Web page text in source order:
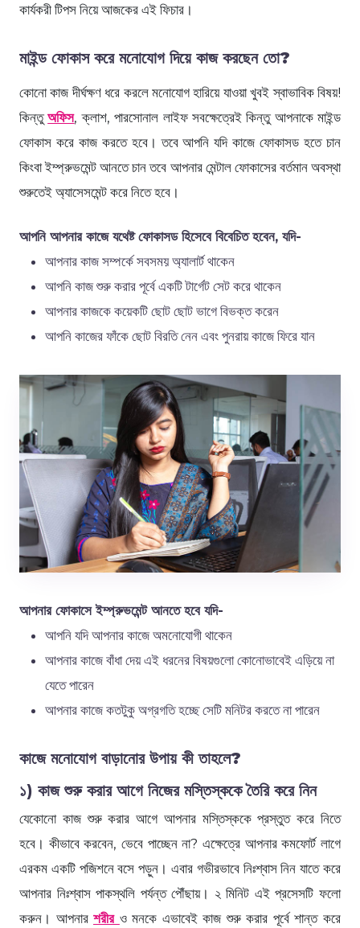
কার্যকরী টিপস নিয়ে আজকের এই ফিচার।
মাইন্ড ফোকাস করে মনোযোগ দিয়ে কাজ করছেন তো?
কোনো কাজ দীর্ঘক্ষণ ধরে করলে মনোযোগ হারিয়ে যাওয়া খুবই স্বাভাবিক বিষয়!
কিন্তুঅফিস, ক্লাশ, পারসোনাল লাইফ সবক্ষেত্রেই কিন্তু আপনাকে মাইন্ড
ফোকাস করে কাজ করতে হবে। তবে আপনি যদি কাজে ফোকাসড হতে চান
কিংবা ইম্প্রুভমেন্ট আনতে চান তবে আপনার মেন্টাল ফোকাসের বর্তমান অবস্থা
শুরুতেই অ্যাসেসমেন্ট করে নিতে হবে।
আপনি আপনার কাজে যথেষ্ট ফোকাসড হিসেবে বিবেচিত হবেন, যদি-
আপনার কাজ সম্পর্কে সবসময় অ্যালার্ট থাকেন
আপনি কাজ শুরু করার পূর্বে একটি টার্গেট সেট করে থাকেন
আপনার কাজকে কয়েকটি ছোট ছোট ভাগে বিভক্ত করেন
আপনি কাজের ফাঁকে ছোট বিরতি নেন এবং পুনরায় কাজে ফিরে যান
আপনার ফোকাসে ইম্প্রুভমেন্ট আনতে হবে যদি-
আপনি যদি আপনার কাজে অমনোযোগী থাকেন
আপনার কাজে বাঁধা দেয় এই ধরনের বিষয়গুলো কোনোভাবেই এড়িয়ে না
যেতে পারেন
আপনার কাজে কতটুকু অগ্রগতি হচ্ছে সেটি মনিটর করতে না পারেন
কাজে মনোযোগ বাড়ানোর উপায় কী তাহলে?
১) কাজ শুরু করার আগে নিজের মস্তিস্ককে তৈরি করে নিন
যেকোনো কাজ শুরু করার আগে আপনার মস্তিস্ককে প্রস্তুত করে নিতে
হবে। কীভাবে করবেন, ভেবে পাচ্ছেন না? এক্ষেত্রে আপনার কমফোর্ট লাগে
এরকম একটি পজিশনে বসে পড়ুন। এবার গভীরভাবে নিঃশ্বাস নিন যাতে করে
আপনার নিঃশ্বাস পাকস্থলি পর্যন্ত পৌঁছায়। ২ মিনিট এই প্রসেসটি ফলো
করুন। আপনারশরীর ও মনকে এভাবেই কাজ শুরু করার পূর্বে শান্ত করে